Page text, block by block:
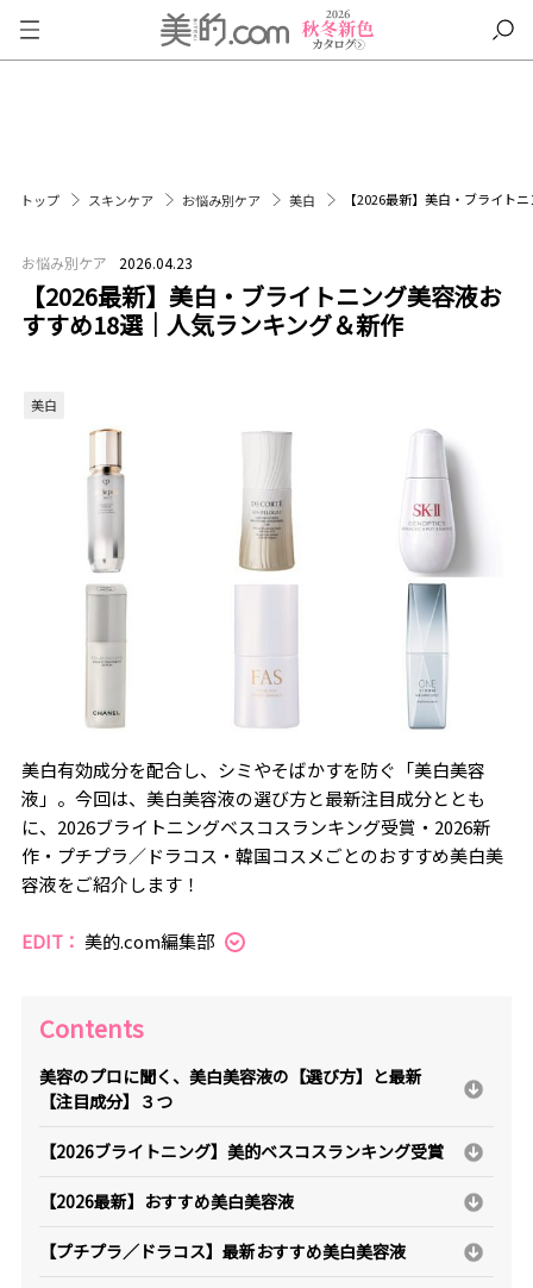
トップ スキンケア お悩み別ケア 美白 【2026最新】美白・ブライト
お悩み別ケア 2026.04.23
【2026最新】美白・ブライトニング美容液お
すすめ18選｜人気ランキング＆新作
美白
美白有効成分を配合し、シミやそばかすを防ぐ「美白美容
液」。今回は、美白美容液の選び方と最新注目成分ととも
に、2026ブライトニングベスコスランキング受賞・2026新
作・プチプラ／ドラコス・韓国コスメごとのおすすめ美白美
容液をご紹介します！
EDIT： 美的.com編集部
Contents
美容のプロに聞く、美白美容液の【選び方】と最新
【注目成分】３つ
【2026ブライトニング】美的ベスコスランキング受賞
【2026最新】おすすめ美白美容液
【プチプラ／ドラコス】最新おすすめ美白美容液